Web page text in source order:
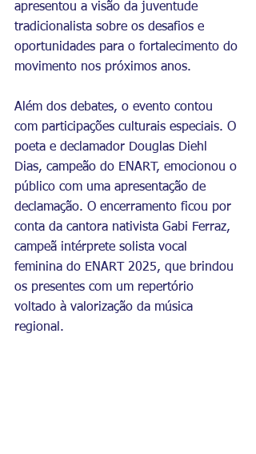
apresentou a visão da juventude
tradicionalista sobre os desafios e
oportunidades para o fortalecimento do
movimento nos próximos anos.
Além dos debates, o evento contou
com participações culturais especiais. O
poeta e declamador Douglas Diehl
Dias, campeão do ENART, emocionou o
público com uma apresentação de
declamação. O encerramento ficou por
conta da cantora nativista Gabi Ferraz,
campeã intérprete solista vocal
feminina do ENART 2025, que brindou
os presentes com um repertório
voltado à valorização da música
regional.